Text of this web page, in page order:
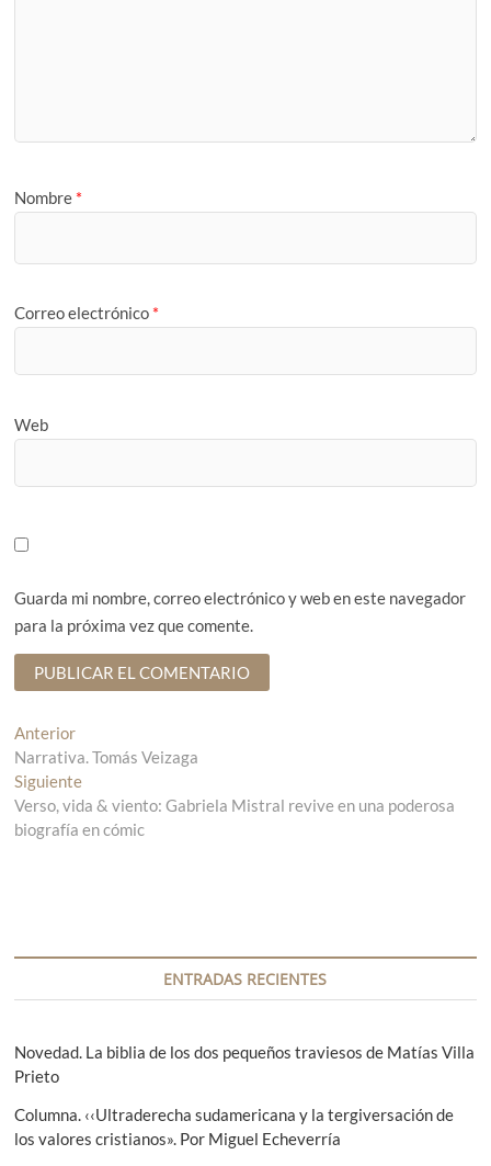
Nombre *
Correo electrónico *
Web
Guarda mi nombre, correo electrónico y web en este navegador
para la próxima vez que comente.
N
a
v
e
c
n
d
e
Anterior
n
t
r
a
r
o
Narrativa. Tomás Veizaga
Siguiente
n
t
g
i
t
e
Verso, vida & viento: Gabriela Mistral revive en una poderosa
biografía en cómic
ENTRADAS RECIENTES
Novedad. La biblia de los dos pequeños traviesos de Matías Villa
Prieto
Columna. ‹‹Ultraderecha sudamericana y la tergiversación de
los valores cristianos». Por Miguel Echeverría